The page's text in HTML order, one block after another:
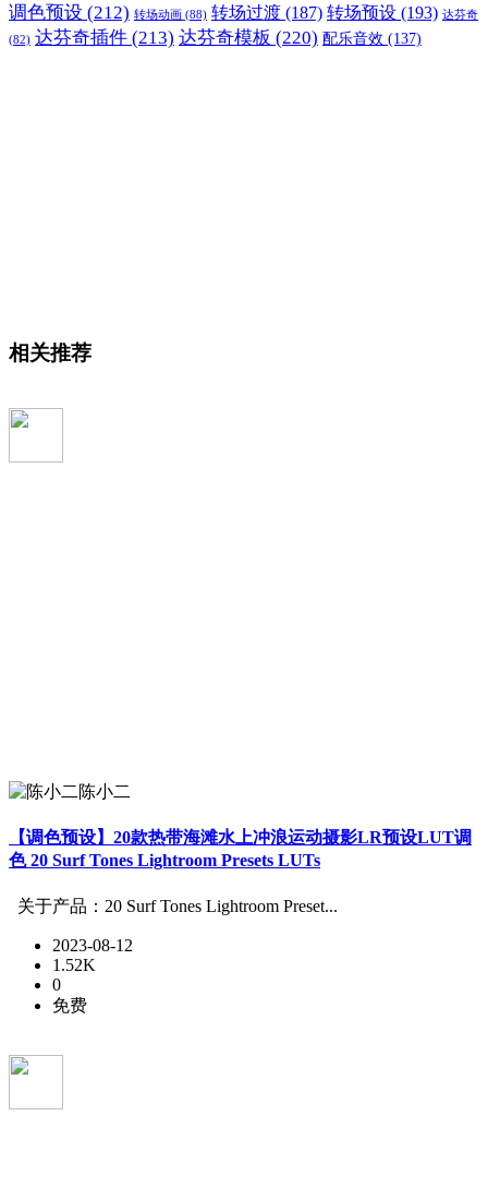
调色预设 (212) 转场动画 (88) 转场过渡 (187) 转场预设 (193) 达芬奇
(82) 达芬奇插件 (213) 达芬奇模板 (220) 配乐音效 (137)
相关推荐
陈小二
【调色预设】20款热带海滩水上冲浪运动摄影LR预设LUT调
色 20 Surf Tones Lightroom Presets LUTs
关于产品：20 Surf Tones Lightroom Preset...
2023-08-12
1.52K
0
免费